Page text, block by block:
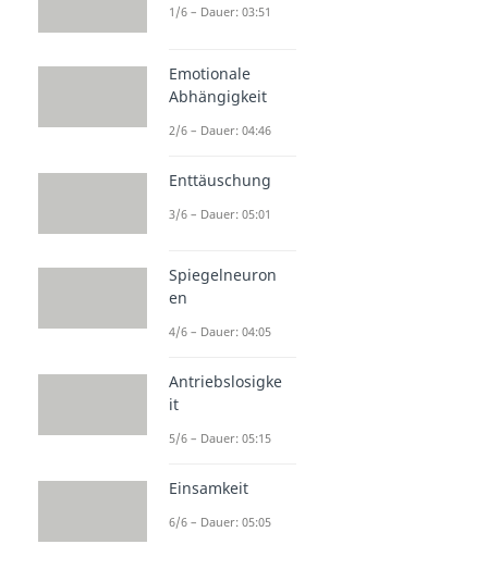
1/6 – Dauer: 03:51
Emotionale
Abhängigkeit
2/6 – Dauer: 04:46
Enttäuschung
3/6 – Dauer: 05:01
Spiegelneuron
en
4/6 – Dauer: 04:05
Antriebslosigke
it
5/6 – Dauer: 05:15
Einsamkeit
6/6 – Dauer: 05:05